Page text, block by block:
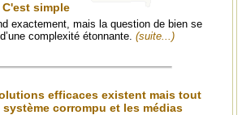
simple
exactement, mais la question de bien se
complexité étonnante. (suite...)
efficaces existent mais tout
corrompu et les médias